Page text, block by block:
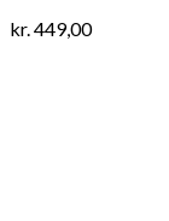
kr.449,00